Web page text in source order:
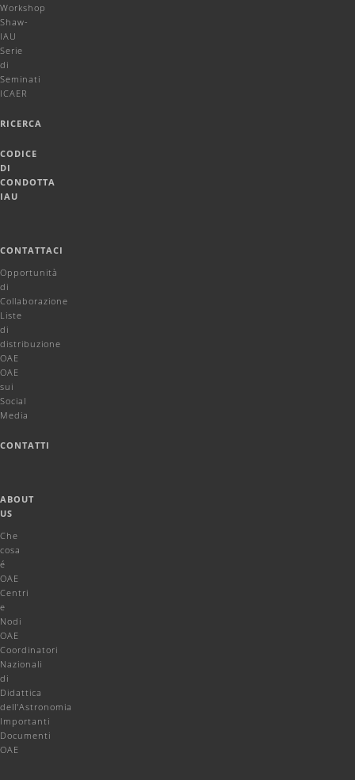
Workshop
Shaw-
IAU
Serie
di
Seminati
ICAER
RICERCA
CODICE
DI
CONDOTTA
IAU
CONTATTACI
Opportunità
di
Collaborazione
Liste
di
distribuzione
OAE
OAE
sui
Social
Media
CONTATTI
ABOUT
US
Che
cosa
é
OAE
Centri
e
Nodi
OAE
Coordinatori
Nazionali
di
Didattica
dell'Astronomia
Importanti
Documenti
OAE